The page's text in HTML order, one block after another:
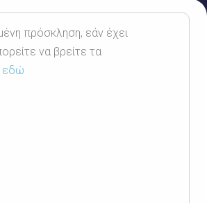
πρόσκληση, εάν έχει
να βρείτε τα
εδώ